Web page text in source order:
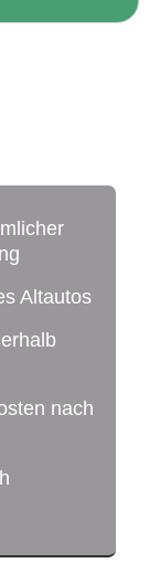
Altautos
nach